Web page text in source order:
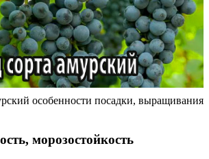
особенности посадки, выращивания
морозостойкость